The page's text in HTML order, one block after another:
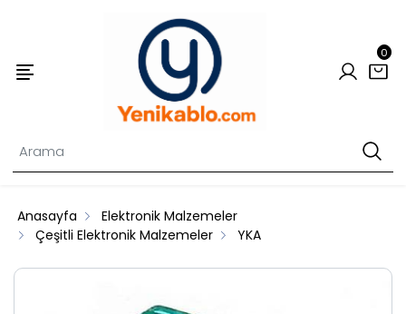
0
Anasayfa
Elektronik Malzemeler
Çeşitli Elektronik Malzemeler
YKA